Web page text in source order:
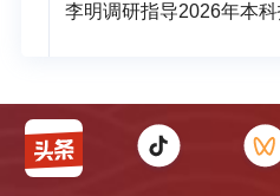
李明调研指导2026年本